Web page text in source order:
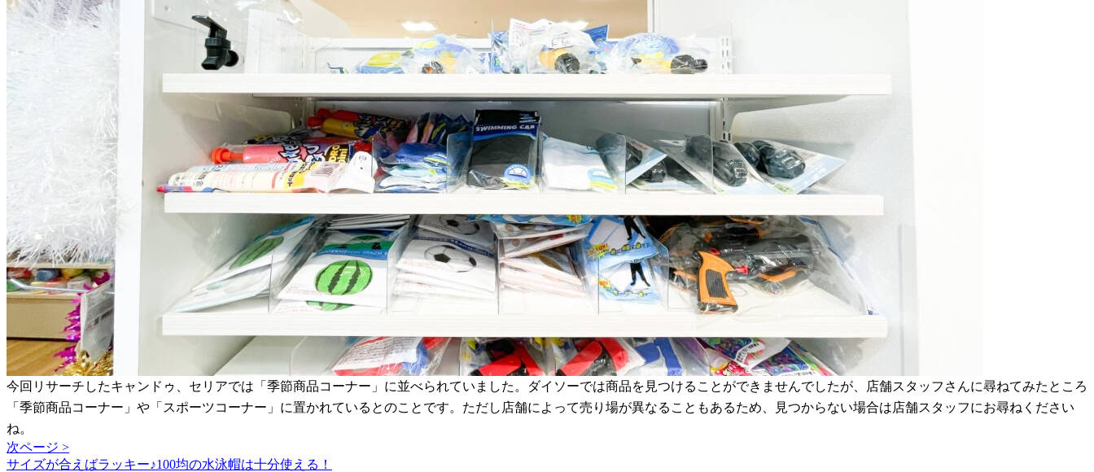
今回リサーチしたキャンドゥ、セリアでは「季節商品コーナー」に並べられていました。ダイソーでは商品を見つけることができませんでしたが、店舗スタッフさんに尋ねてみたところ
「季節商品コーナー」や「スポーツコーナー」に置かれているとのことです。ただし店舗によって売り場が異なることもあるため、見つからない場合は店舗スタッフにお尋ねください
ね。
次ページ >
サイズが合えばラッキー♪100均の水泳帽は十分使える！